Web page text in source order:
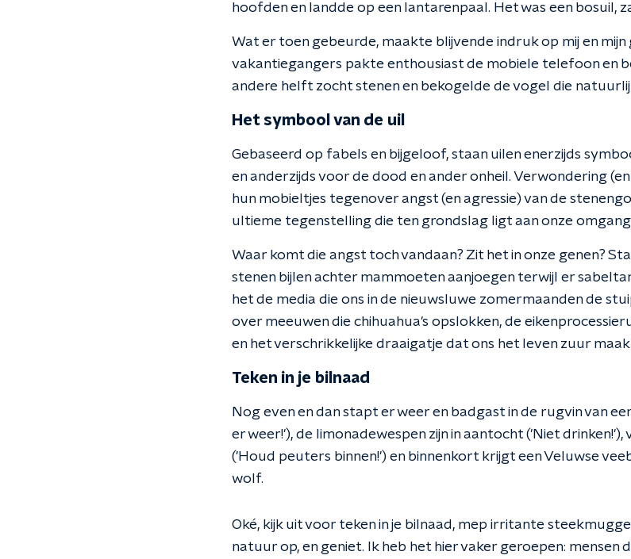
hoofden en landde op een lantarenpaal. Het was een bosuil,
Wat er toen gebeurde, maakte blijvende indruk op mij en mijn
vakantiegangers pakte enthousiast de mobiele telefoon en
andere helft zocht stenen en bekogelde de vogel die
Het symbool van de uil
Gebaseerd op fabels en bijgeloof, staan uilen enerzijds
en anderzijds voor de dood en ander onheil. Verwondering
hun mobieltjes tegenover angst (en agressie) van de
ultieme tegenstelling die ten grondslag ligt aan onze
Waar komt die angst toch vandaan? Zit het in onze genen?
stenen bijlen achter mammoeten aanjoegen terwijl er
het de media die ons in de nieuwsluwe zomermaanden de
over meeuwen die chihuahua's opslokken, de
en het verschrikkelijke draaigatje dat ons het leven zuur
Teken in je bilnaad
Nog even en dan stapt er weer en badgast in de rugvin van
er weer!'), de limonadewespen zijn in aantocht ('Niet drinken!'),
('Houd peuters binnen!') en binnenkort krijgt een Veluwse
wolf.
Oké, kijk uit voor teken in je bilnaad, mep irritante
natuur op, en geniet. Ik heb het hier vaker geroepen: